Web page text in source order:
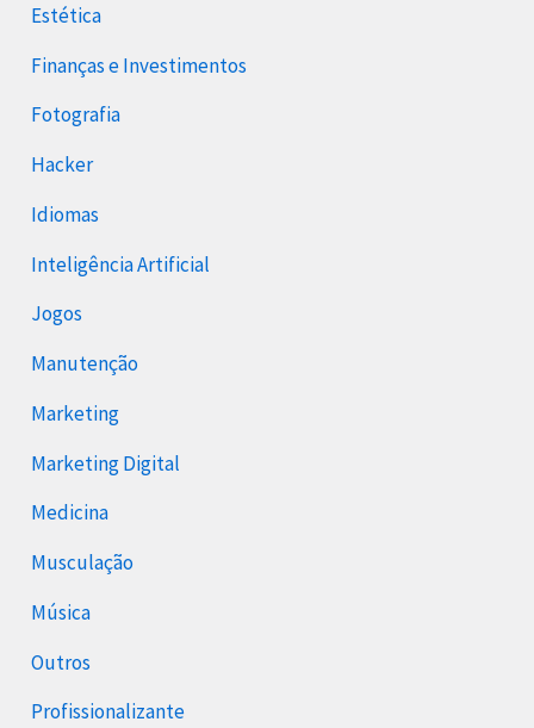
Estética
Finanças e Investimentos
Fotografia
Hacker
Idiomas
Inteligência Artificial
Jogos
Manutenção
Marketing
Marketing Digital
Medicina
Musculação
Música
Outros
Profissionalizante